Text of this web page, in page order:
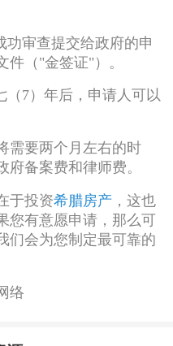
功审查提交给政府的申
件（"金签证"）。
（7）年后，申请人可以
要两个月左右的时
备案费和律师费。
于投资希腊房产 ，这也
您有意愿申请，那么可
们会为您制定最可靠的
络